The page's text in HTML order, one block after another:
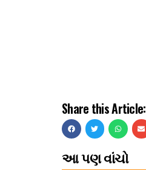
Share this Article:
આ પણ વાંચો